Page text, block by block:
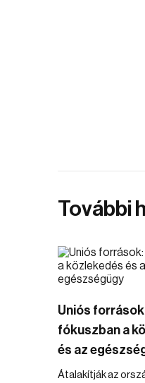
További
Uniós
fókuszban a
és az
Átalakítják az